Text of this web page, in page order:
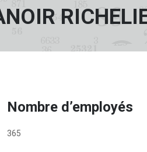
Nombre d’employés
365